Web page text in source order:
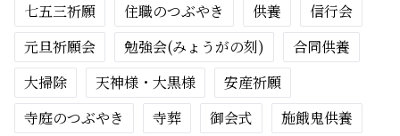
七五三祈願
住職のつぶやき 供養
信行会
元旦祈願会
勉強会(みょうがの刻)
合同供養
大掃除
天神様・大黒様
安産祈願
寺庭のつぶやき
寺葬 御会式
施餓鬼供養